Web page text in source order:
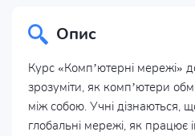
Опис
Курс «Комп’ютерні мережі»
зрозуміти, як комп’ютери
між собою. Учні дізнаються,
глобальні мережі, як працює